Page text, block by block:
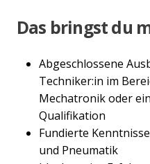
Das bringst du
Abgeschlossene
Techniker:in im
Mechatronik oder
Qualifikation
Fundierte
und Pneumatik